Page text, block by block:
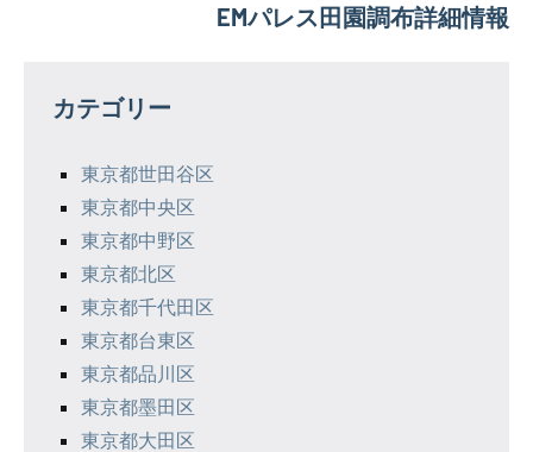
ー
EMパレス田園調布詳細情報
カテゴリー
東京都世田谷区
東京都中央区
東京都中野区
東京都北区
東京都千代田区
東京都台東区
東京都品川区
東京都墨田区
東京都大田区